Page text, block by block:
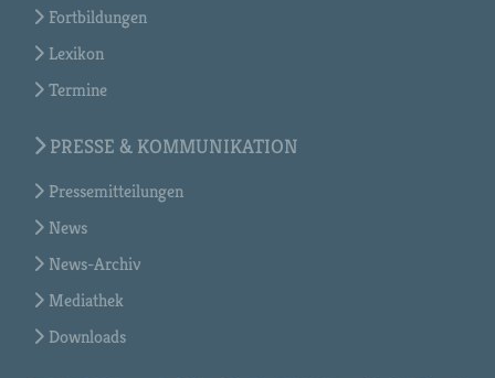
Fortbildungen
Lexikon
Termine
PRESSE & KOMMUNIKATION
Pressemitteilungen
News
News-Archiv
Mediathek
Downloads